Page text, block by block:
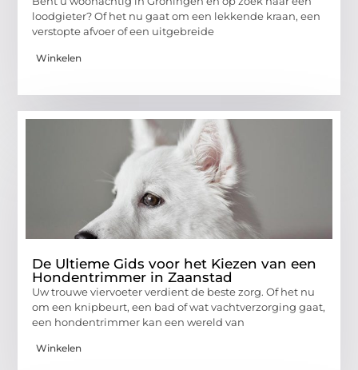
loodgieter? Of het nu gaat om een lekkende kraan, een
verstopte afvoer of een uitgebreide
Winkelen
De Ultieme Gids voor het Kiezen van een
Hondentrimmer in Zaanstad
Uw trouwe viervoeter verdient de beste zorg. Of het nu
om een knipbeurt, een bad of wat vachtverzorging gaat,
een hondentrimmer kan een wereld van
Winkelen